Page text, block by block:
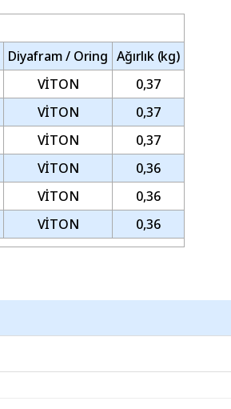
Diyafram / Oring Ağırlık (kg)
VİTON
0,37
VİTON
0,37
VİTON
0,37
VİTON
0,36
VİTON
0,36
VİTON 0,36